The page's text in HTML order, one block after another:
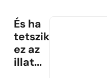
És ha
tetszik
ez az
illat...